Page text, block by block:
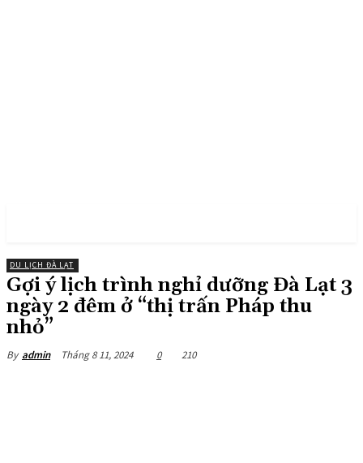
DU LỊCH ĐÀ LẠT
Gợi ý lịch trình nghỉ dưỡng Đà Lạt 3
ngày 2 đêm ở “thị trấn Pháp thu
nhỏ”
By admin Tháng 8 11, 2024 0 210